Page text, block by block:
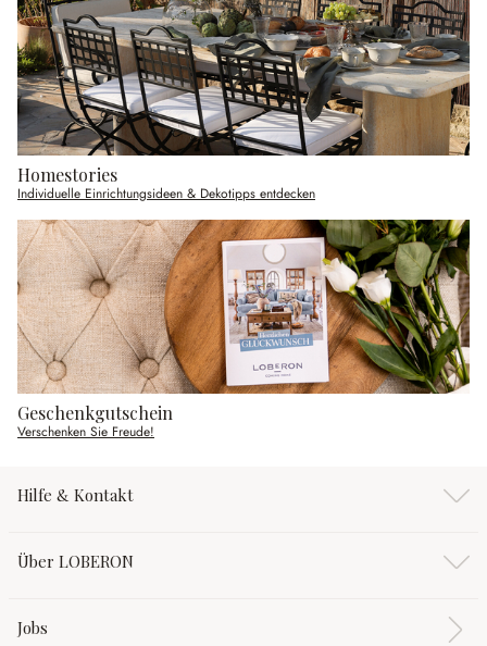
Homestories
Individuelle Einrichtungsideen & Dekotipps entdecken
Geschenkgutschein
Verschenken Sie Freude!
Hilfe & Kontakt
Über LOBERON
Jobs